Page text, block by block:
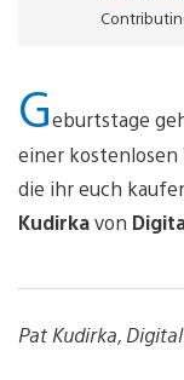
Geburtstage
einer kostenlosen
die ihr euch
Kudirkavon
Pat Kudirka,